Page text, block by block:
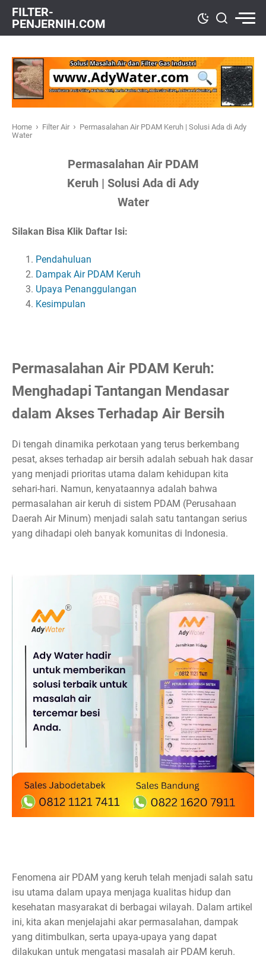
FILTER-
PENJERNIH.COM
Home › Filter Air › Permasalahan Air PDAM Keruh | Solusi Ada di Ady
Water
Permasalahan Air PDAM
Keruh | Solusi Ada di Ady
Water
Silakan Bisa Klik Daftar Isi:
Pendahuluan
Dampak Air PDAM Keruh
Upaya Penanggulangan
Kesimpulan
Permasalahan Air PDAM Keruh:
Menghadapi Tantangan Mendasar
dalam Akses Terhadap Air Bersih
Di tengah dinamika perkotaan yang terus berkembang
pesat, akses terhadap air bersih adalah sebuah hak dasar
yang menjadi prioritas utama dalam kehidupan kita
sehari-hari. Namun, kenyataannya adalah bahwa
permasalahan air keruh di sistem PDAM (Perusahaan
Daerah Air Minum) menjadi salah satu tantangan serius
yang dihadapi oleh banyak komunitas di Indonesia.
Fenomena air PDAM yang keruh telah menjadi salah satu
isu utama dalam upaya menjaga kualitas hidup dan
kesehatan masyarakat di berbagai wilayah. Dalam artikel
ini, kita akan menjelajahi akar permasalahan, dampak
yang ditimbulkan, serta upaya-upaya yang dapat
dilakukan untuk mengatasi masalah air PDAM keruh.